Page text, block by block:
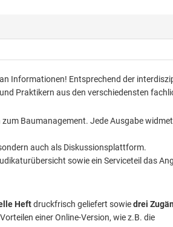
Informationen! Entsprechend der
Praktikern aus den verschiedensten
Baumanagement. Jede Ausgabe
auch als Diskussionsplattform.
sowie ein Serviceteil das
Heftdruckfrisch geliefert sowiedrei
einer Online-Version, wie z.B. die